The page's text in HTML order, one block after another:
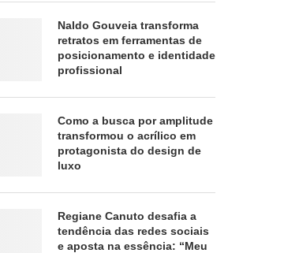
Naldo Gouveia transforma
retratos em ferramentas de
posicionamento e identidade
profissional
Como a busca por amplitude
transformou o acrílico em
protagonista do design de
luxo
Regiane Canuto desafia a
tendência das redes sociais
e aposta na essência: “Meu